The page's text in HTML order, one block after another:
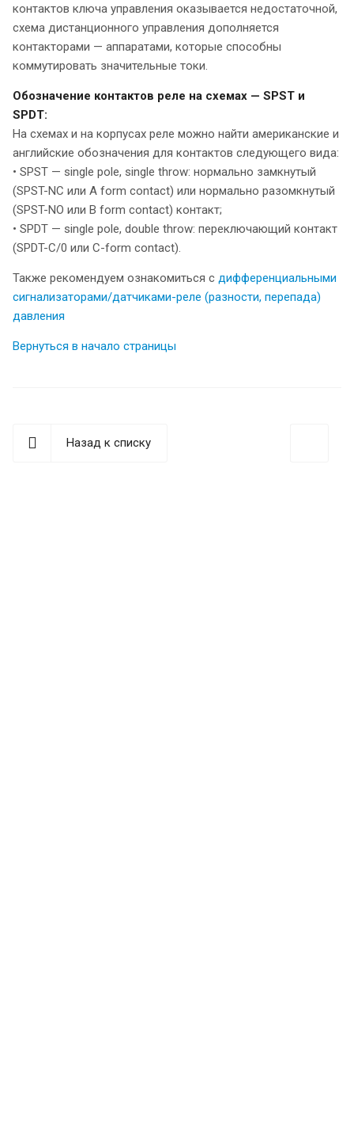
контактов ключа управления оказывается недостаточной,
схема дистанционного управления дополняется
контакторами — аппаратами, которые способны
коммутировать значительные токи.
Обозначение контактов реле на схемах — SPST и
SPDT:
На схемах и на корпусах реле можно найти американские и
английские обозначения для контактов следующего вида:
• SPST — single pole, single throw: нормально замкнутый
(SPST-NC или А form contact) или нормально разомкнутый
(SPST-NO или В form contact) контакт;
• SPDT — single pole, double throw: переключающий контакт
(SPDT-C/0 или С-form contact).
Также рекомендуем ознакомиться с дифференциальными
сигнализаторами/датчиками-реле (разности, перепада)
давления
Вернуться в начало страницы
Назад к списку